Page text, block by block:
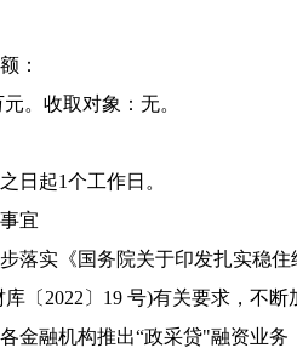
：
。收取对象：无。
日起1个工作日。
宜
步落实《国务院关于印发扎实稳
〔2022〕19 号)有关要求，不
金融机构推出“政采贷"融资业